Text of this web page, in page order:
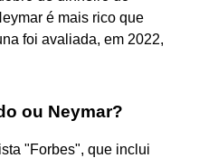
é mais rico que
foi avaliada, em 2022,
ou Neymar?
"Forbes", que inclui